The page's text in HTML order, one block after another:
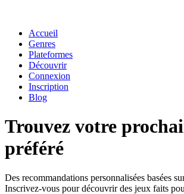
Accueil
Genres
Plateformes
Découvrir
Connexion
Inscription
Blog
Trouvez votre
préféré
Des recommandations personnalisées basées
Inscrivez-vous pour découvrir des jeux faits